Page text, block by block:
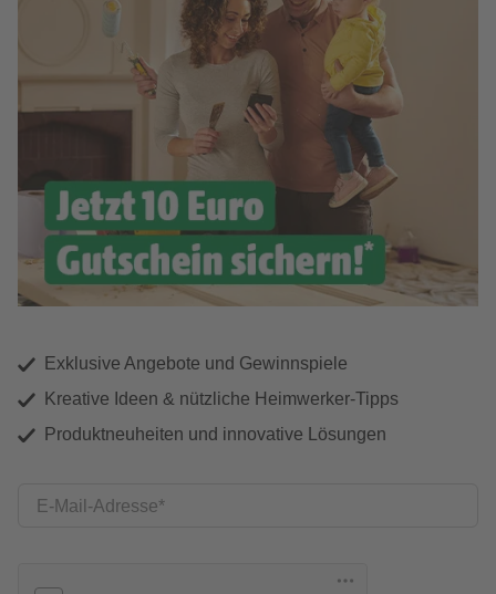
Exklusive Angebote und Gewinnspiele
Kreative Ideen & nützliche Heimwerker-Tipps
Produktneuheiten und innovative Lösungen
E-Mail-Adresse